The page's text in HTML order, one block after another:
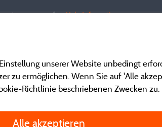
unterzogen wurden.Mehr Informationen
unserer Website unbedingt
zu ermöglichen. Wenn Sie auf 'Alle
Richtlinie beschriebenen Zwecken zu.
Alle akzeptieren